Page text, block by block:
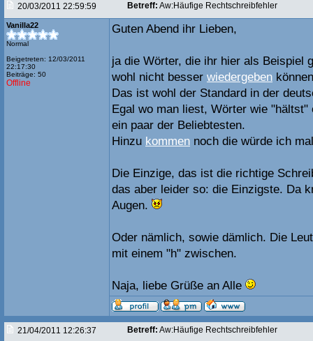
20/03/2011 22:59:59 Betreff: Aw:Häufige Rechtschreibfehler
Vanilla22
Normal
Beigetreten: 12/03/2011
22:17:30
Beiträge: 50
Offline
Guten Abend ihr Lieben,
ja die Wörter, die ihr hier als Beispiel
wohl nicht besser wiedergeben
Das ist wohl der Standard in der
Egal wo man liest, Wörter wie
ein paar der Beliebtesten.
Hinzu kommen noch die würde ich
Die Einzige, das ist die richtige
das aber leider so: die Einzigste. Da
Augen.
Oder nämlich, sowie dämlich. Die
mit einem "h" zwischen.
Naja, liebe Grüße an Alle
21/04/2011 12:26:37 Betreff: Aw:Häufige Rechtschreibfehler